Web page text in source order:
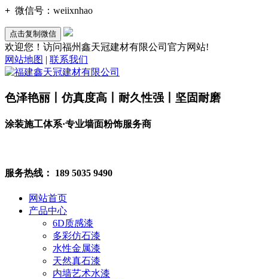
+ 微信号： weiixnhao
点击复制微信
欢迎您！访问福州鑫天冠建材有限公司官方网站!
网站地图 | 联系我们
色泽艳丽丨仿真度高丨耐久性强丨坚固耐磨
涂装施工体系·专业墙面粉饰服务商
服务热线： 189 5035 9490
网站首页
产品中心
6D质感漆
多彩仿石漆
水性金属漆
天然真石漆
内墙艺术水漆